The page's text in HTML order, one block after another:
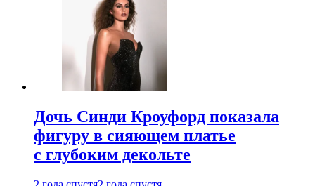
Дочь Синди Кроуфорд показала
фигуру в сияющем платье
с глубоким декольте